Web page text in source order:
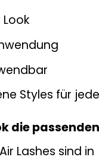
Styles für
die
Lashes sind in